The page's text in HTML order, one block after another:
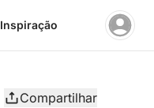
Inspiração
Compartilhar